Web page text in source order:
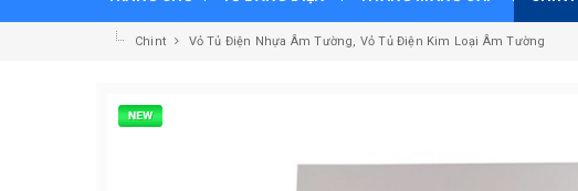
Chint Vỏ Tủ Điện Nhựa Âm Tường, Vỏ Tủ Điện Kim Loại Âm Tường